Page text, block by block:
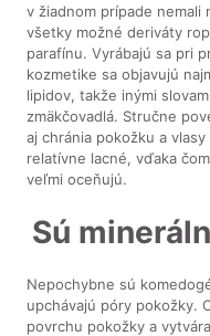
v žiadnom prípade nemali
všetky možné deriváty
parafínu. Vyrábajú sa pri
kozmetike sa objavujú
lipidov, takže inými
zmäkčovadlá. Stručne
aj chránia pokožku a
relatívne lacné, vďaka
veľmi oceňujú.
Sú
Nepochybne sú
upchávajú póry pokožky.
povrchu pokožky a